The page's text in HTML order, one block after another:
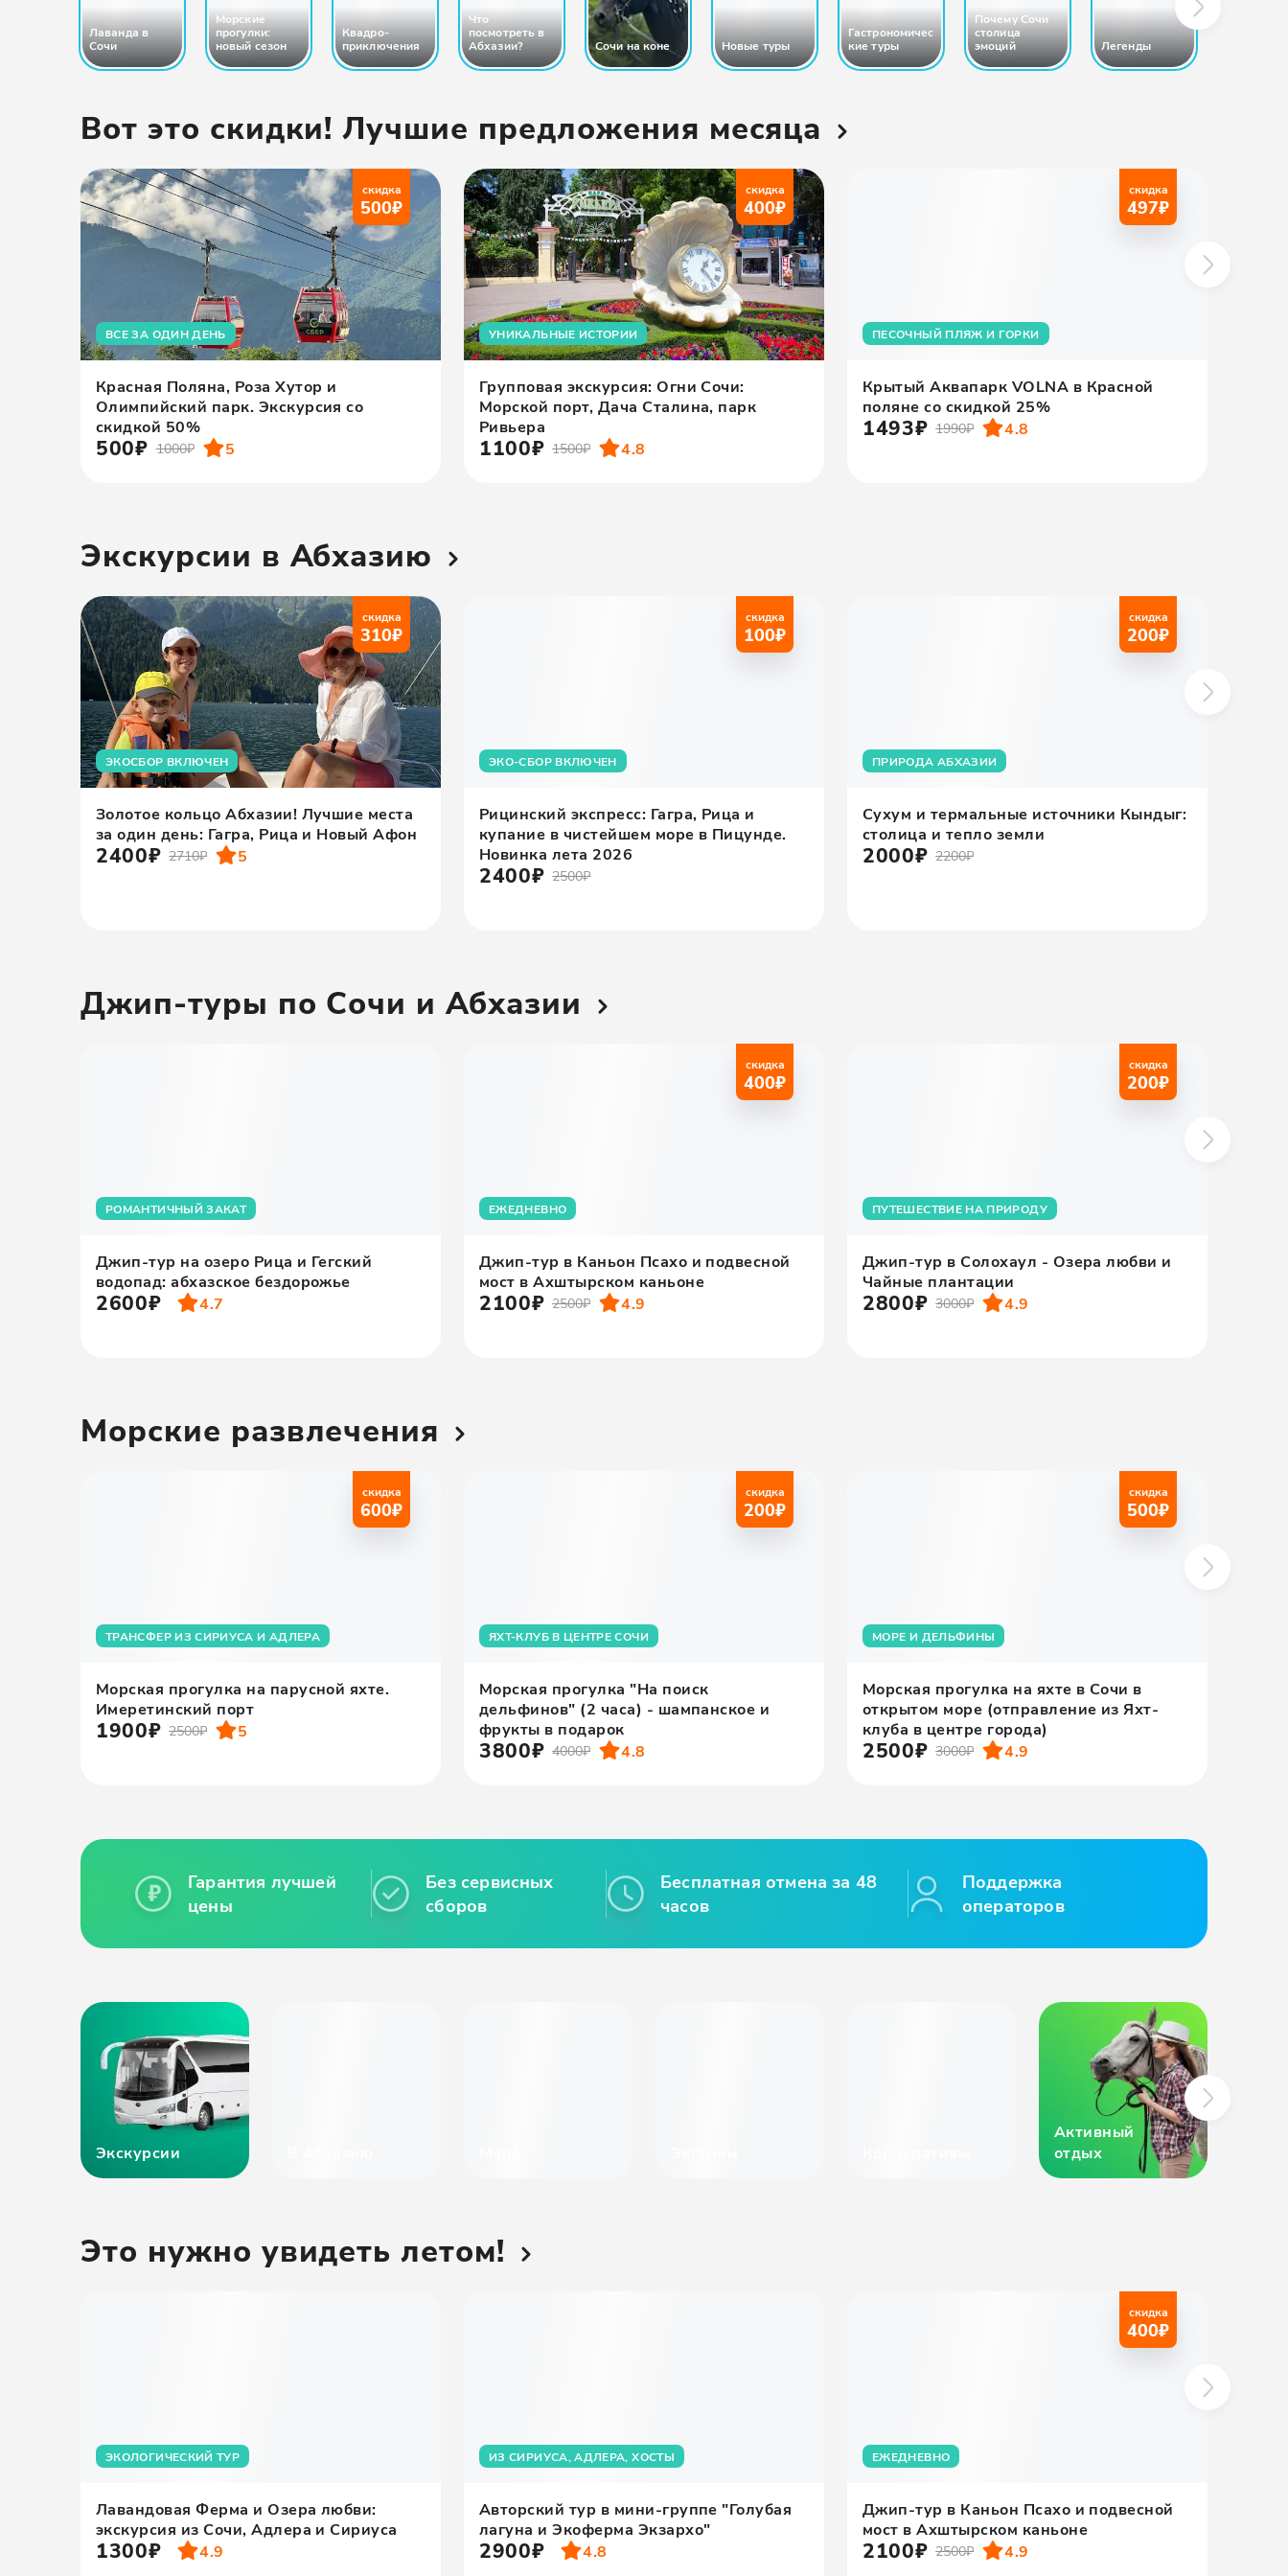
Лаванда в
Сочи
Морские
прогулки:
новый сезон
Квадро-
приключения
Что
посмотреть в
Абхазии?
Сочи на коне Новые туры
Гастрономичес
кие туры
Почему Сочи
столица
эмоций
Легенды
Вот это скидки! Лучшие предложения месяца
скидка
500₽
ВСЕ ЗА ОДИН ДЕНЬ
Красная Поляна, Роза Хутор и
Олимпийский парк. Экскурсия со
скидкой 50%
500₽ 1000₽ 5
скидка
400₽
УНИКАЛЬНЫЕ ИСТОРИИ
Групповая экскурсия: Огни Сочи:
Морской порт, Дача Сталина, парк
Ривьера
1100₽ 1500₽ 4.8
скидка
497₽
ПЕСОЧНЫЙ ПЛЯЖ И ГОРКИ
Крытый Аквапарк VOLNA в Красной
поляне со скидкой 25%
1493₽ 1990₽ 4.8
Экскурсии в Абхазию
скидка
310₽
ЭКОСБОР ВКЛЮЧЕН
Золотое кольцо Абхазии! Лучшие места
за один день: Гагра, Рица и Новый Афон
2400₽ 2710₽ 5
скидка
100₽
ЭКО-СБОР ВКЛЮЧЕН
Рицинский экспресс: Гагра, Рица и
купание в чистейшем море в Пицунде.
Новинка лета 2026
2400₽ 2500₽
скидка
200₽
ПРИРОДА АБХАЗИИ
Сухум и термальные источники Кындыг:
столица и тепло земли
2000₽ 2200₽
Джип-туры по Сочи и Абхазии
РОМАНТИЧНЫЙ ЗАКАТ
Джип-тур на озеро Рица и Гегский
водопад: абхазское бездорожье
2600₽ 4.7
скидка
400₽
ЕЖЕДНЕВНО
Джип-тур в Каньон Псахо и подвесной
мост в Ахштырском каньоне
2100₽ 2500₽ 4.9
скидка
200₽
ПУТЕШЕСТВИЕ НА ПРИРОДУ
Джип-тур в Солохаул - Озера любви и
Чайные плантации
2800₽ 3000₽ 4.9
Морские развлечения
скидка
600₽
ТРАНСФЕР ИЗ СИРИУСА И АДЛЕРА
Морская прогулка на парусной яхте.
Имеретинский порт
1900₽ 2500₽ 5
скидка
200₽
ЯХТ-КЛУБ В ЦЕНТРЕ СОЧИ
Морская прогулка "На поиск
дельфинов" (2 часа) - шампанское и
фрукты в подарок
3800₽ 4000₽ 4.8
скидка
500₽
МОРЕ И ДЕЛЬФИНЫ
Морская прогулка на яхте в Сочи в
открытом море (отправление из Яхт-
клуба в центре города)
2500₽ 3000₽ 4.9
Гарантия лучшей
цены
Без сервисных
сборов
Бесплатная отмена за 48
часов
Поддержка
операторов
Экскурсии
Активный
отдых
Это нужно увидеть летом!
ЭКОЛОГИЧЕСКИЙ ТУР
Лавандовая Ферма и Озера любви:
экскурсия из Сочи, Адлера и Сириуса
1300₽ 4.9
ИЗ СИРИУСА, АДЛЕРА, ХОСТЫ
Авторский тур в мини-группе "Голубая
лагуна и Экоферма Экзархо"
2900₽ 4.8
скидка
400₽
ЕЖЕДНЕВНО
Джип-тур в Каньон Псахо и подвесной
мост в Ахштырском каньоне
2100₽ 2500₽ 4.9